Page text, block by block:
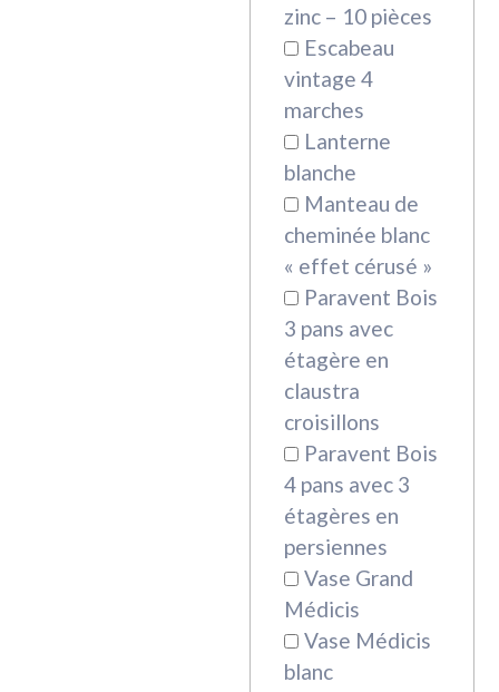
zinc – 10 pièces
Escabeau
vintage 4
marches
Lanterne
blanche
Manteau de
cheminée blanc
« effet cérusé »
Paravent Bois
3 pans avec
étagère en
claustra
croisillons
Paravent Bois
4 pans avec 3
étagères en
persiennes
Vase Grand
Médicis
Vase Médicis
blanc